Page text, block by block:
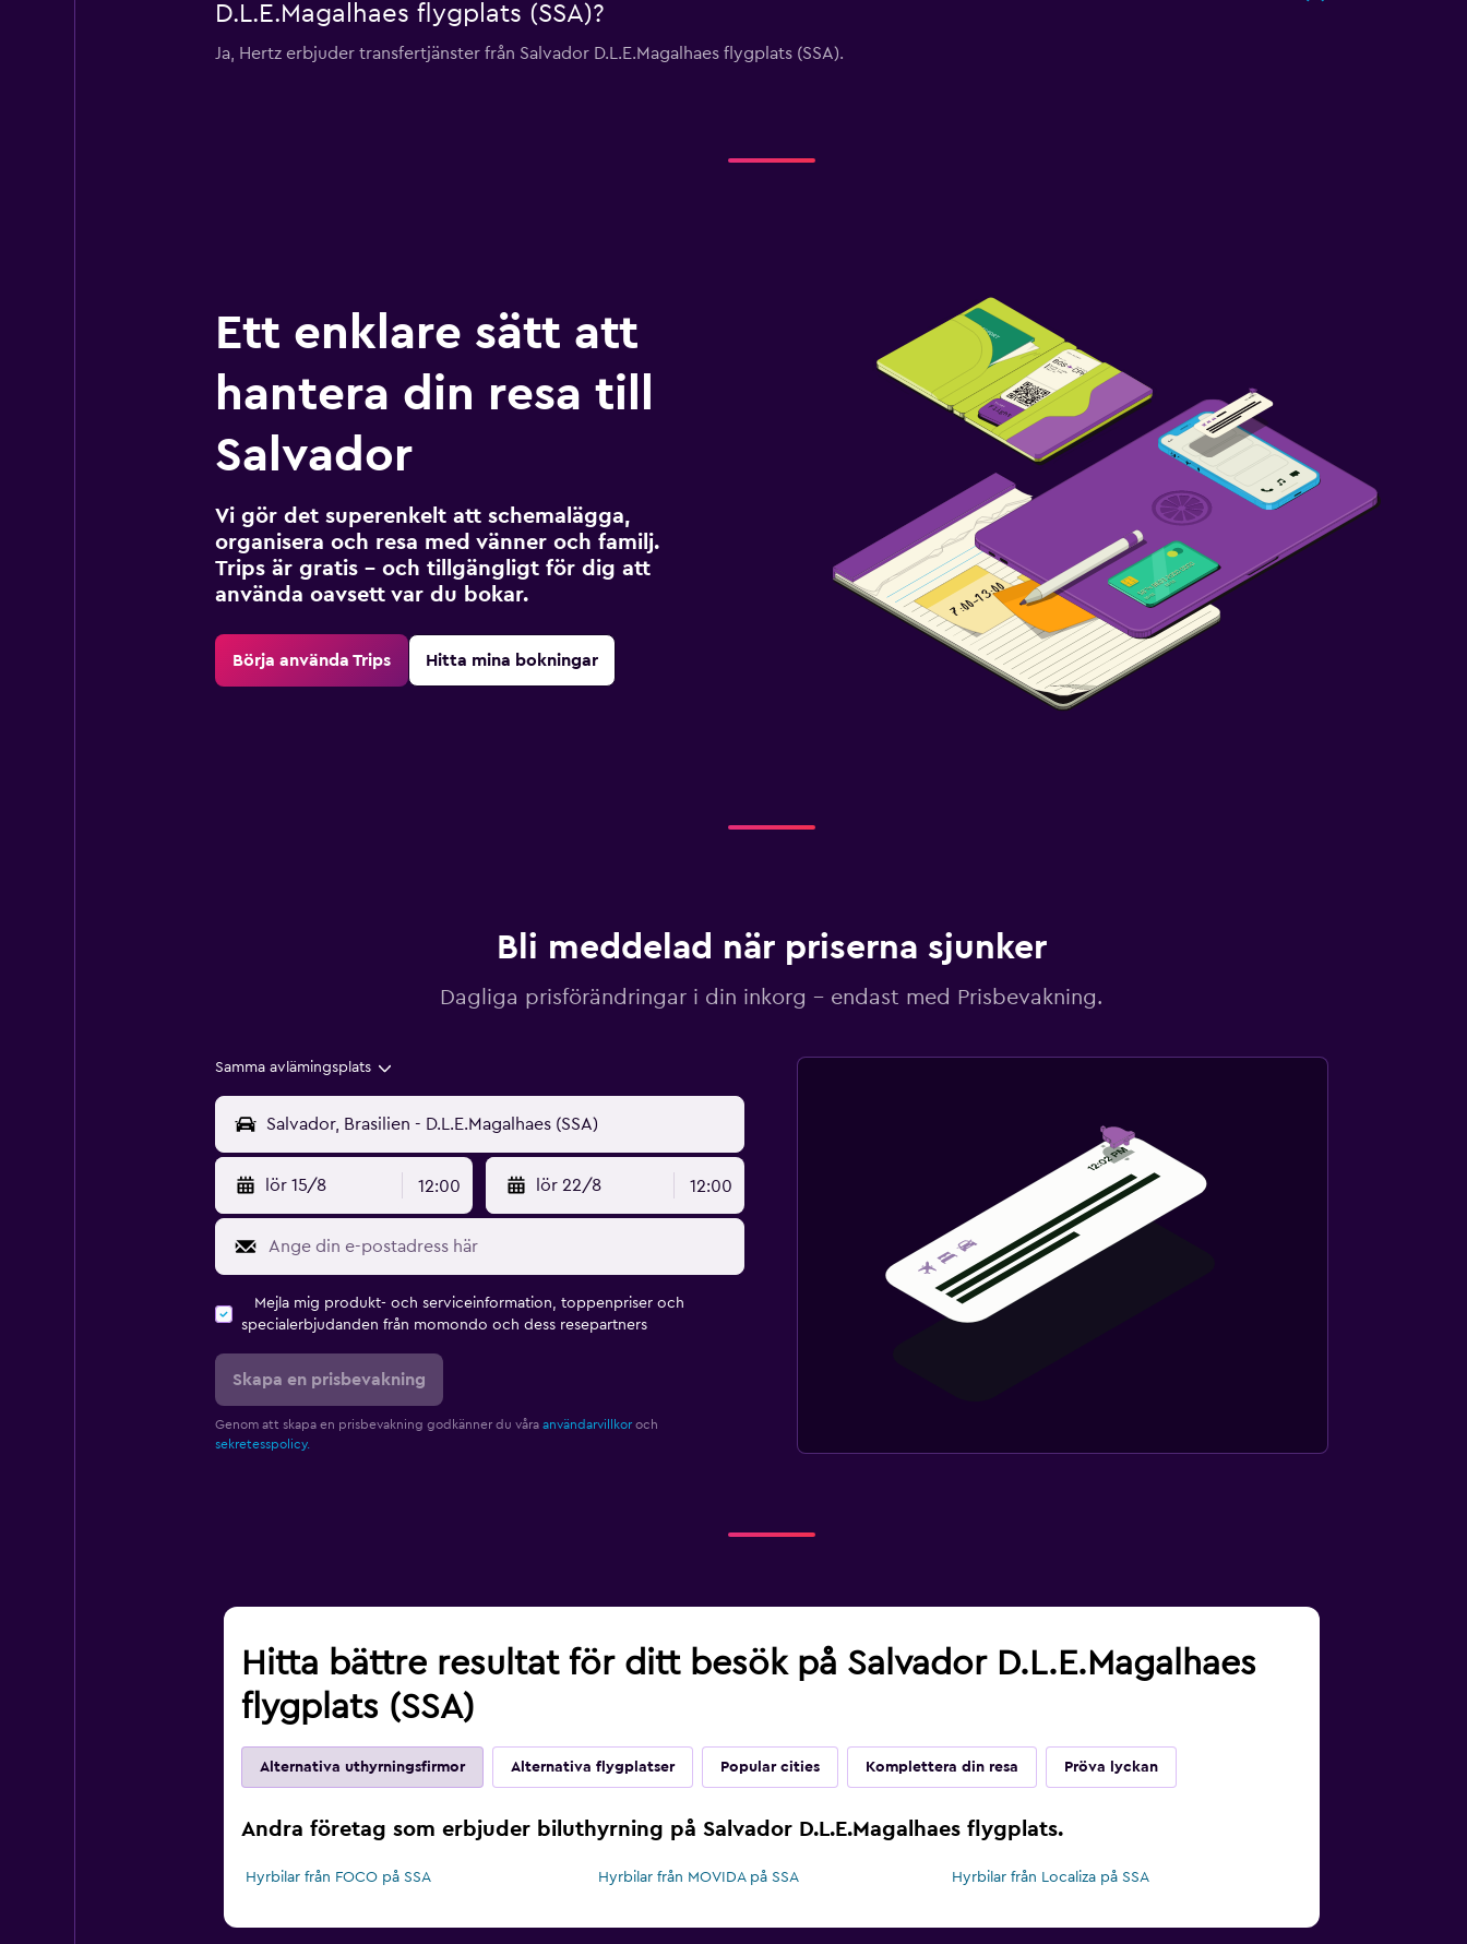
D.L.E.Magalhaes flygplats (SSA)?
Ja, Hertz erbjuder transfertjänster från Salvador D.L.E.Magalhaes flygplats (SSA).
Ett enklare sätt att
hantera din resa till
Salvador
Vi gör det superenkelt att schemalägga,
organisera och resa med vänner och familj.
Trips är gratis – och tillgängligt för dig att
använda oavsett var du bokar.
Börja använda Trips Hitta mina bokningar
Bli meddelad när priserna sjunker
Dagliga prisförändringar i din inkorg – endast med Prisbevakning.
Samma avlämingsplats
lör 15/8 12:00 lör 22/8 12:00
Mejla mig produkt- och serviceinformation, toppenpriser och
specialerbjudanden från momondo och dess resepartners
Skapa en prisbevakning
Genom att skapa en prisbevakning godkänner du våra användarvillkoroch
sekretesspolicy.
Hitta bättre resultat för ditt besök på Salvador D.L.E.Magalhaes
flygplats (SSA)
Alternativa uthyrningsfirmor Alternativa flygplatser Popular cities Komplettera din resa Pröva lyckan
Andra företag som erbjuder biluthyrning på Salvador D.L.E.Magalhaes flygplats.
Hyrbilar från FOCO på SSA Hyrbilar från MOVIDA på SSA Hyrbilar från Localiza på SSA